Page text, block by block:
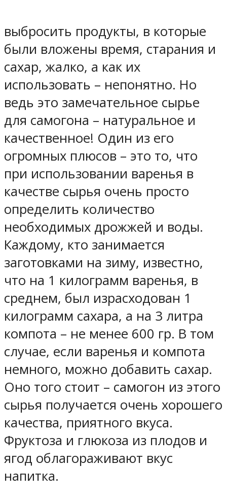
выбросить продукты, в которые
были вложены время, старания и
сахар, жалко, а как их
использовать – непонятно. Но
ведь это замечательное сырье
для самогона – натуральное и
качественное! Один из его
огромных плюсов – это то, что
при использовании варенья в
качестве сырья очень просто
определить количество
необходимых дрожжей и воды.
Каждому, кто занимается
заготовками на зиму, известно,
что на 1 килограмм варенья, в
среднем, был израсходован 1
килограмм сахара, а на 3 литра
компота – не менее 600 гр. В том
случае, если варенья и компота
немного, можно добавить сахар.
Оно того стоит – самогон из этого
сырья получается очень хорошего
качества, приятного вкуса.
Фруктоза и глюкоза из плодов и
ягод облагораживают вкус
напитка.